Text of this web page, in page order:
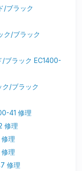
/ブラック
ク/ブラック
/ブラック EC1400-
/ブラック
41 修理
修理
理
理
修理